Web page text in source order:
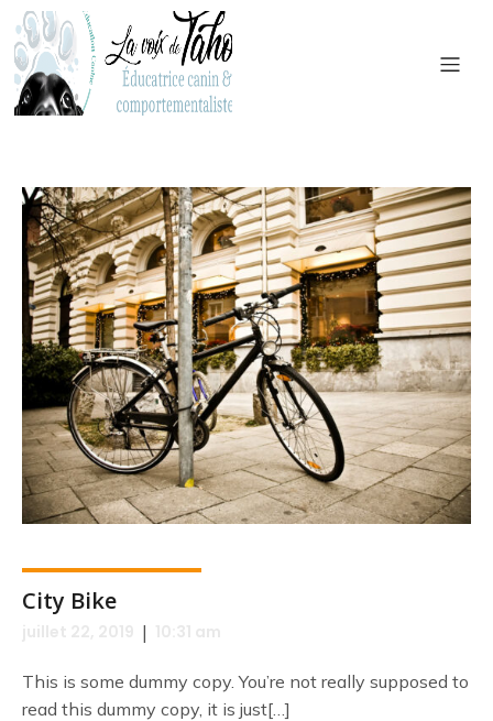
City Bike
|
This is some dummy copy. You’re not really supposed to
read this dummy copy, it is just[…]